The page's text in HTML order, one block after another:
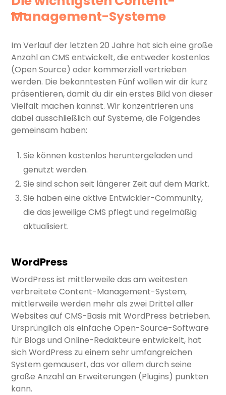
Management-Systeme
Im Verlauf der letzten 20 Jahre hat sich eine große
Anzahl an CMS entwickelt, die entweder kostenlos
(Open Source) oder kommerziell vertrieben
werden. Die bekanntesten Fünf wollen wir dir kurz
präsentieren, damit du dir ein erstes Bild von dieser
Vielfalt machen kannst. Wir konzentrieren uns
dabei ausschließlich auf Systeme, die Folgendes
gemeinsam haben:
Sie können kostenlos heruntergeladen und
genutzt werden.
Sie sind schon seit längerer Zeit auf dem Markt.
Sie haben eine aktive Entwickler-Community,
die das jeweilige CMS pflegt und regelmäßig
aktualisiert.
WordPress
WordPress ist mittlerweile das am weitesten
verbreitete Content-Management-System,
mittlerweile werden mehr als zwei Drittel aller
Websites auf CMS-Basis mit WordPress betrieben.
Ursprünglich als einfache Open-Source-Software
für Blogs und Online-Redakteure entwickelt, hat
sich WordPress zu einem sehr umfangreichen
System gemausert, das vor allem durch seine
große Anzahl an Erweiterungen (Plugins) punkten
kann.